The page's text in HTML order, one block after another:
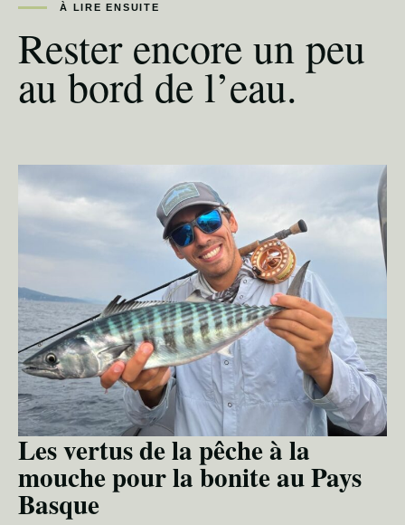
À LIRE ENSUITE
Rester encore un peu
au bord de l’eau.
Les vertus de la pêche à la
mouche pour la bonite au Pays
Basque